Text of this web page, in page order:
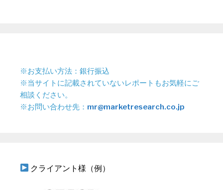
※お支払い方法：銀行振込
※当サイトに記載されていないレポートもお気軽にご
相談ください。
※お問い合わせ先： mr@marketresearch.co.jp
クライアント様（例）